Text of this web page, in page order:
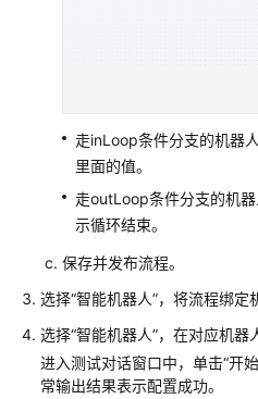
器
人
概
配
一
个
预
走inLoop条件分支的机器
里面的值。
走outLoop条件分支的机
示循环结束。
保存并发布流程。
选择“智能机器人”，将流程绑定
选择“智能机器人”，在对应机器
进入测试对话窗口中，单击“开
常输出结果表示配置成功。